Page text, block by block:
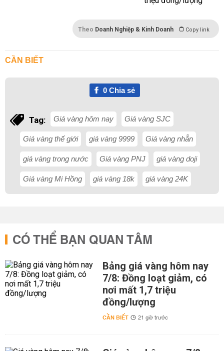
Theo Doanh Nghiệp & Kinh Doanh Copy link
CẦN BIẾT
0Chia sẻ
Tag: Giá vàng hôm nay Giá vàng SJC
Giá vàng thế giới giá vàng 9999 Giá vàng nhẫn
giá vàng trong nước Giá vàng PNJ giá vàng doji
Giá vàng Mi Hồng giá vàng 18k giá vàng 24K
CÓ THỂ BẠN QUAN TÂM
Bảng giá vàng hôm nay
7/8: Đồng loạt giảm, có
nơi mất 1,7 triệu
đồng/lượng
CẦN BIẾT 21 giờ trước